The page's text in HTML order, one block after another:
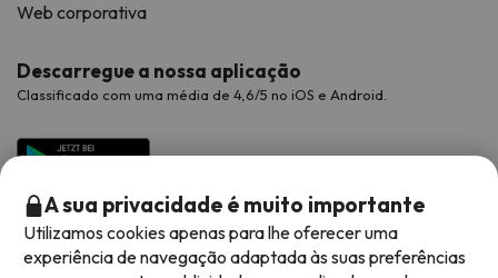
Web corporativa
Descarregue a nossa aplicação
Classificado com uma média de 4,6/5 no iOS e Android.
A sua privacidade é muito importante
Utilizamos cookies apenas para lhe oferecer uma
experiência de navegação adaptada às suas preferências